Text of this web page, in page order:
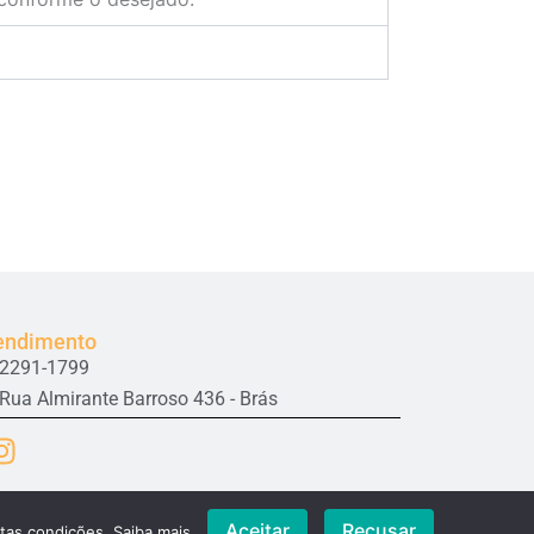
2291-1799
Rua Almirante Barroso 436 - Brás
I
n
s
t